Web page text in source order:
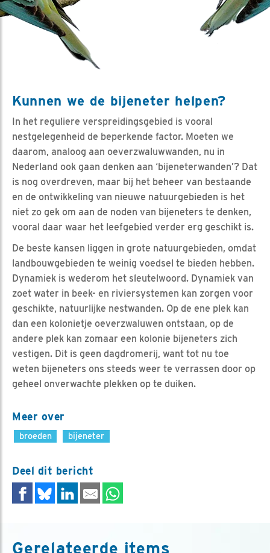
Kunnen we de bijeneter helpen?
In het reguliere verspreidingsgebied is vooral
nestgelegenheid de beperkende factor. Moeten we
daarom, analoog aan oeverzwaluwwanden, nu in
Nederland ook gaan denken aan ‘bijeneterwanden’? Dat
is nog overdreven, maar bij het beheer van bestaande
en de ontwikkeling van nieuwe natuurgebieden is het
niet zo gek om aan de noden van bijeneters te denken,
vooral daar waar het leefgebied verder erg geschikt is.
De beste kansen liggen in grote natuurgebieden, omdat
landbouwgebieden te weinig voedsel te bieden hebben.
Dynamiek is wederom het sleutelwoord. Dynamiek van
zoet water in beek- en riviersystemen kan zorgen voor
geschikte, natuurlijke nestwanden. Op de ene plek kan
dan een kolonietje oeverzwaluwen ontstaan, op de
andere plek kan zomaar een kolonie bijeneters zich
vestigen. Dit is geen dagdromerij, want tot nu toe
weten bijeneters ons steeds weer te verrassen door op
geheel onverwachte plekken op te duiken.
Meer over
broeden bijeneter
Deel dit bericht
Gerelateerde items